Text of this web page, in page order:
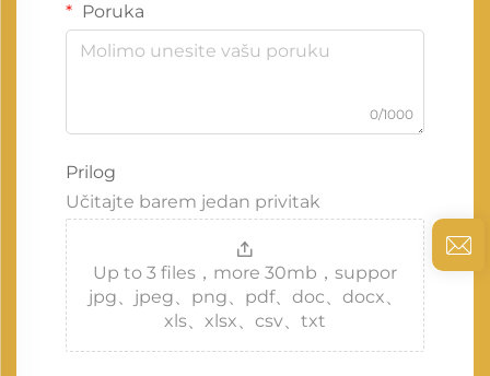
Poruka
0/1000
Prilog
Učitajte barem jedan privitak
Up to 3 files，more 30mb，suppor
jpg、jpeg、png、pdf、doc、docx、
xls、xlsx、csv、txt